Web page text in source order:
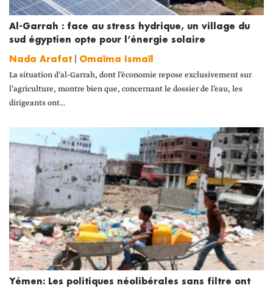
Al-Garrah : face au stress hydrique, un village du
sud égyptien opte pour l’énergie solaire
Nada Arafat | Omaïma Ismaïl
La situation d’al-Garrah, dont l’économie repose exclusivement sur
l’agriculture, montre bien que, concernant le dossier de l’eau, les
dirigeants ont...
Yémen: Les politiques néolibérales sans filtre ont